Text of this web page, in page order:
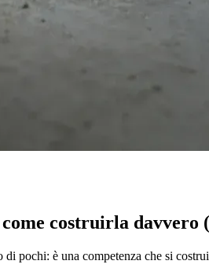
costruirla davvero
pochi: è una competenza che si